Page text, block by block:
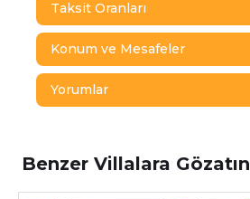
Taksit Oranları
Konum ve Mesafeler
Yorumlar
Benzer Villalara Gözatın